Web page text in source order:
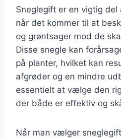
Sneglegift er en vigtig
når det kommer til at
og grøntsager mod de
Disse snegle kan
på planter, hvilket kan
afgrøder og en mindre
essentielt at vælge den
der både er effektiv og
Når man vælger